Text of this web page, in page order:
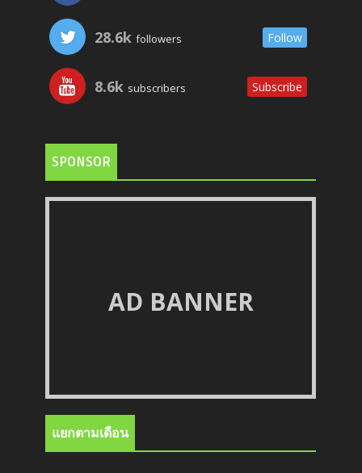
28.6k followers Follow
8.6k subscribers Subscribe
SPONSOR
AD BANNER
แยกตามเดือน